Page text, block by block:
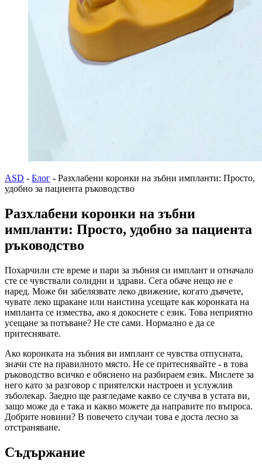
ASD - Блог - Разхлабени коронки на зъбни импланти: Просто,
удобно за пациента ръководство
Разхлабени коронки на зъбни
импланти: Просто, удобно за пациента
ръководство
Похарчили сте време и пари за зъбния си имплант и отначало
сте се чувствали солидни и здрави. Сега обаче нещо не е
наред. Може би забелязвате леко движение, когато дъвчете,
чувате леко щракане или наистина усещате как коронката на
импланта се измества, ако я докоснете с език. Това неприятно
усещане за потъване? Не сте сами. Нормално е да се
притеснявате.
Ако коронката на зъбния ви имплант се чувства отпусната,
значи сте на правилното място. Не се притеснявайте - в това
ръководство всичко е обяснено на разбираем език. Мислете за
него като за разговор с приятелски настроен и услужлив
зъболекар. Заедно ще разгледаме какво се случва в устата ви,
защо може да е така и какво можете да направите по въпроса.
Добрите новини? В повечето случаи това е доста лесно за
отстраняване.
Съдържание